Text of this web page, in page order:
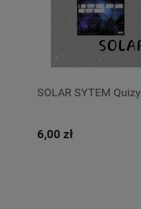
SOLAR SYTEM Quizy
6,00 zł